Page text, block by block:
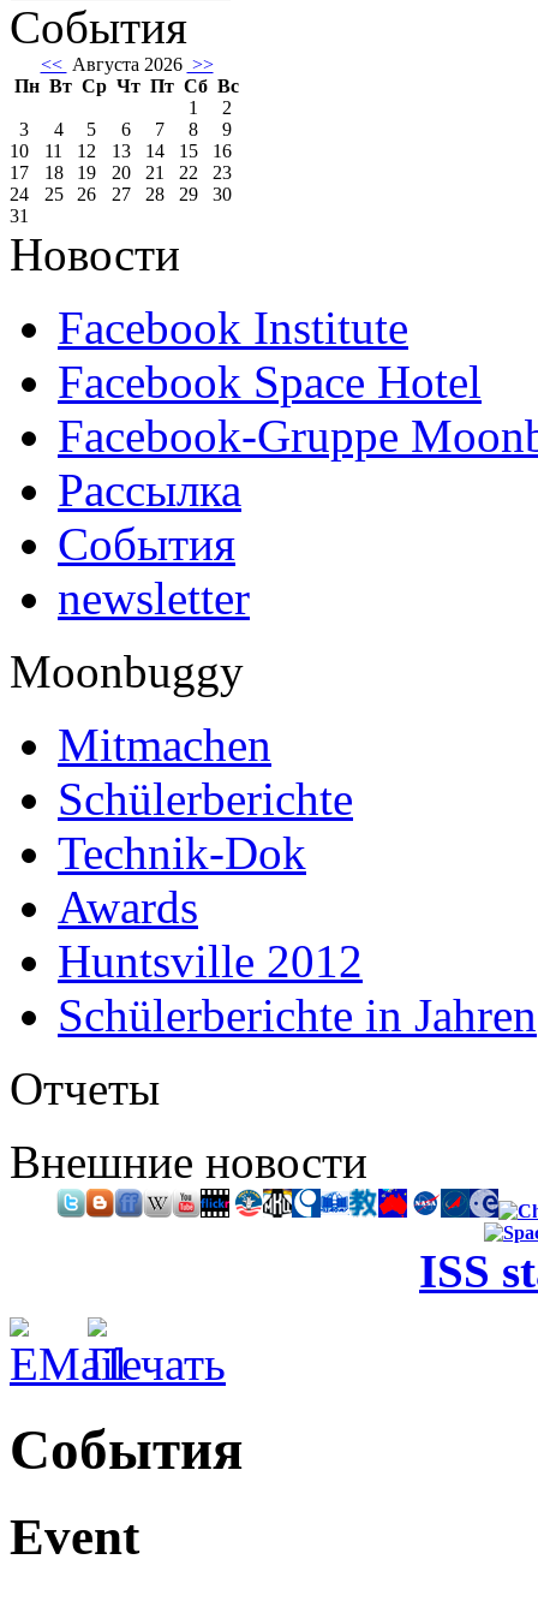
События
<< Августа 2026 >>
Пн Вт Ср Чт Пт Сб Вс
1
2
3
4 5 6 7 8
9
10
11 12 13 14 15
16
17
18 19 20 21 22
23
24
25 26 27 28 29
30
31
Новости
Facebook Institute
Facebook Space Hotel
Facebook-Gruppe
Рассылка
События
newsletter
Moonbuggy
Mitmachen
Schülerberichte
Technik-Dok
Awards
Huntsville 2012
Schülerberichte in Jahren
Отчеты
Внешние новости
ISS
События
Event